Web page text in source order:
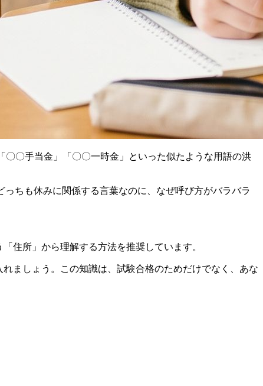
〇手当金」「〇〇一時金」といった似たような用語の洪
っちも休みに関係する言葉なのに、なぜ呼び方がバラバラ
住所」から理解する方法を推奨しています。
ましょう。この知識は、試験合格のためだけでなく、あな